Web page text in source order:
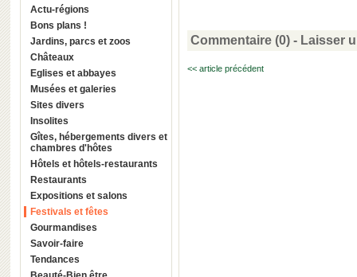
Actu-régions
Bons plans !
Jardins, parcs et zoos
Châteaux
Eglises et abbayes
Musées et galeries
Sites divers
Insolites
Gîtes, hébergements divers et
chambres d'hôtes
Hôtels et hôtels-restaurants
Restaurants
Expositions et salons
Festivals et fêtes
Gourmandises
Savoir-faire
Tendances
Commentaire (0) - Laisser
<< article précédent